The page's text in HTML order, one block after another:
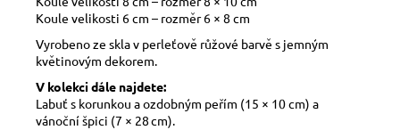
Koule velikosti 6 cm – rozměr 6 × 8 cm
Vyrobeno ze skla v perleťově růžové barvě s jemným
květinovým dekorem.
V kolekci dále najdete:
Labuť s korunkou a ozdobným peřím (15 × 10 cm) a
vánoční špici (7 × 28 cm).